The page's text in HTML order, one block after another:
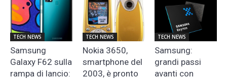
TECH NEWS
Samsung
Galaxy F62 sulla
rampa di lancio:
TECH NEWS
Nokia 3650,
smartphone del
2003, è pronto
TECH NEWS
Samsung:
grandi passi
avanti con